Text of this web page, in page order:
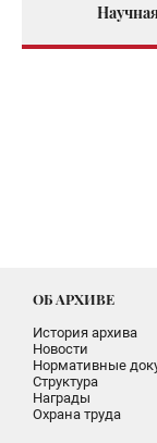
ОБ АРХИВЕ
История архива
Новости
Нормативные
Структура
Награды
Охрана труда